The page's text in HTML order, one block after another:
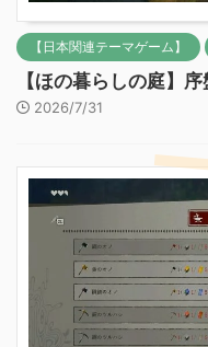
【日本関連テーマゲーム】
【ほの暮らしの庭】
2026/7/31